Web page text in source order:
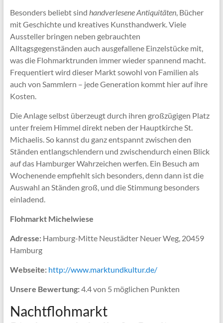
Besonders beliebt sind handverlesene Antiquitäten, Bücher
mit Geschichte und kreatives Kunsthandwerk. Viele
Aussteller bringen neben gebrauchten
Alltagsgegenständen auch ausgefallene Einzelstücke mit,
was die Flohmarktrunden immer wieder spannend macht.
Frequentiert wird dieser Markt sowohl von Familien als
auch von Sammlern – jede Generation kommt hier auf ihre
Kosten.
Die Anlage selbst überzeugt durch ihren großzügigen Platz
unter freiem Himmel direkt neben der Hauptkirche St.
Michaelis. So kannst du ganz entspannt zwischen den
Ständen entlangschlendern und zwischendurch einen Blick
auf das Hamburger Wahrzeichen werfen. Ein Besuch am
Wochenende empfiehlt sich besonders, denn dann ist die
Auswahl an Ständen groß, und die Stimmung besonders
einladend.
Flohmarkt Michelwiese
Adresse:Hamburg-Mitte Neustädter Neuer Weg, 20459
Hamburg
Webseite: http://www.marktundkultur.de/
Unsere Bewertung:4.4 von 5 möglichen Punkten
Nachtflohmarkt